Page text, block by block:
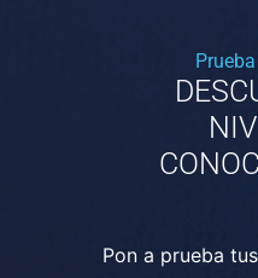
Pon a prueba tus